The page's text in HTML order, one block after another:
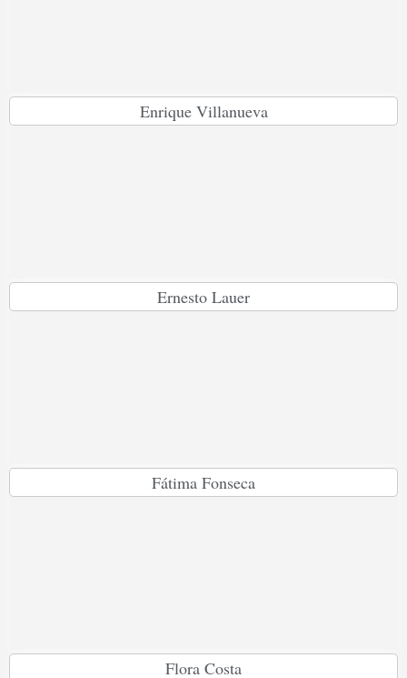
Enrique Villanueva
Ernesto Lauer
Fátima Fonseca
Flora Costa